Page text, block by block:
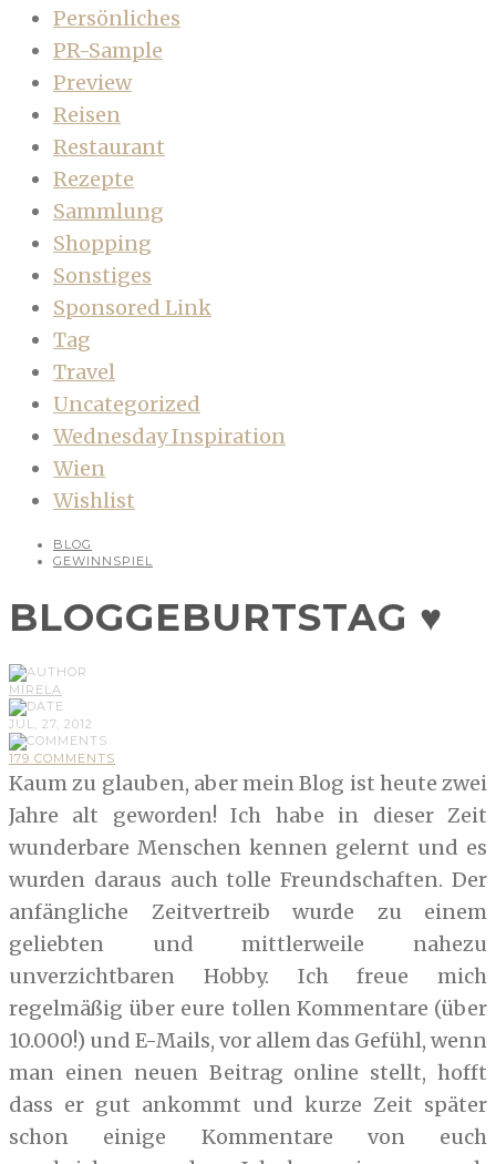
Persönliches
PR-Sample
Preview
Reisen
Restaurant
Rezepte
Sammlung
Shopping
Sonstiges
Sponsored Link
Tag
Travel
Uncategorized
Wednesday Inspiration
Wien
Wishlist
BLOG
GEWINNSPIEL
BLOGGEBURTSTAG ♥
MIRELA
JUL, 27, 2012
179 COMMENTS
Kaum zu glauben, aber mein Blog ist heute zwei
Jahre alt geworden! Ich habe in dieser Zeit
wunderbare Menschen kennen gelernt und es
wurden daraus auch tolle Freundschaften. Der
anfängliche Zeitvertreib wurde zu einem
geliebten und mittlerweile nahezu
unverzichtbaren Hobby. Ich freue mich
regelmäßig über eure tollen Kommentare (über
10.000!) und E-Mails, vor allem das Gefühl, wenn
man einen neuen Beitrag online stellt, hofft
dass er gut ankommt und kurze Zeit später
schon einige Kommentare von euch